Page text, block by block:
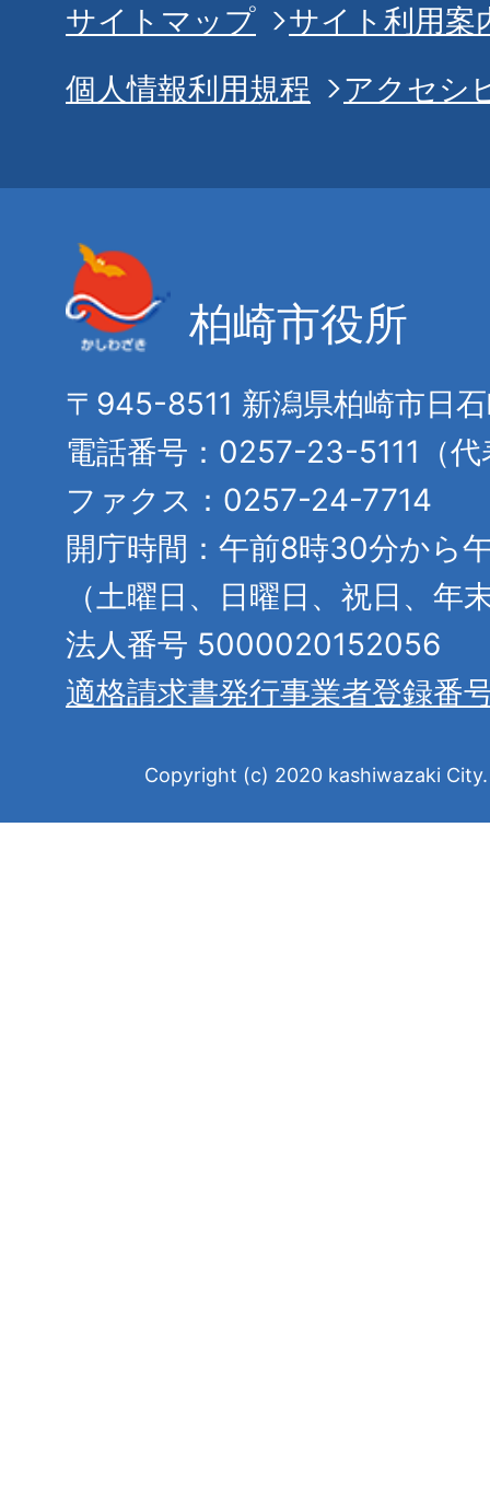
サイトマップ
サイト利用案
個人情報利用規程
アクセシ
柏崎市役所
〒945-8511 新潟県柏崎市日
電話番号：0257-23-5111（代
ファクス：0257-24-7714
開庁時間：午前8時30分から
（土曜日、日曜日、祝日、年
法人番号 5000020152056
適格請求書発行事業者登録番
Copyright (c) 2020 kashiwazaki